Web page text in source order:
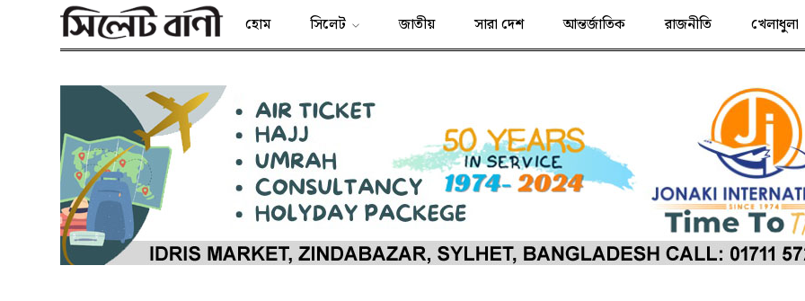
হোম সিলেট জাতীয় সারা দেশ আন্তর্জাতিক রাজনীতি খেলাধুলা